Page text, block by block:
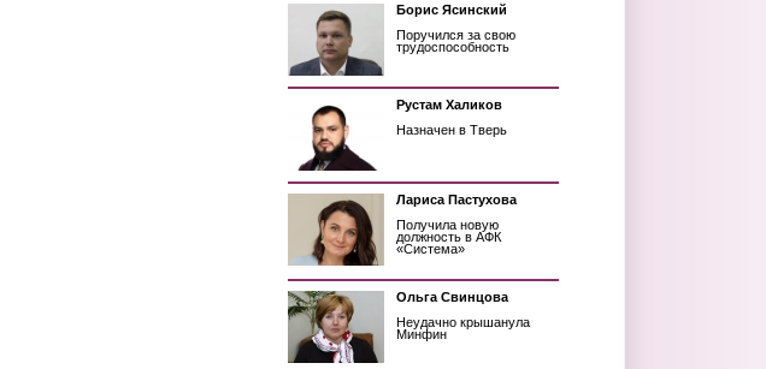
Борис Ясинский
Поручился за свою
трудоспособность
Рустам Халиков
Назначен в Тверь
Лариса Пастухова
Получила новую
должность в АФК
«Система»
Ольга Свинцова
Неудачно крышанула
Минфин